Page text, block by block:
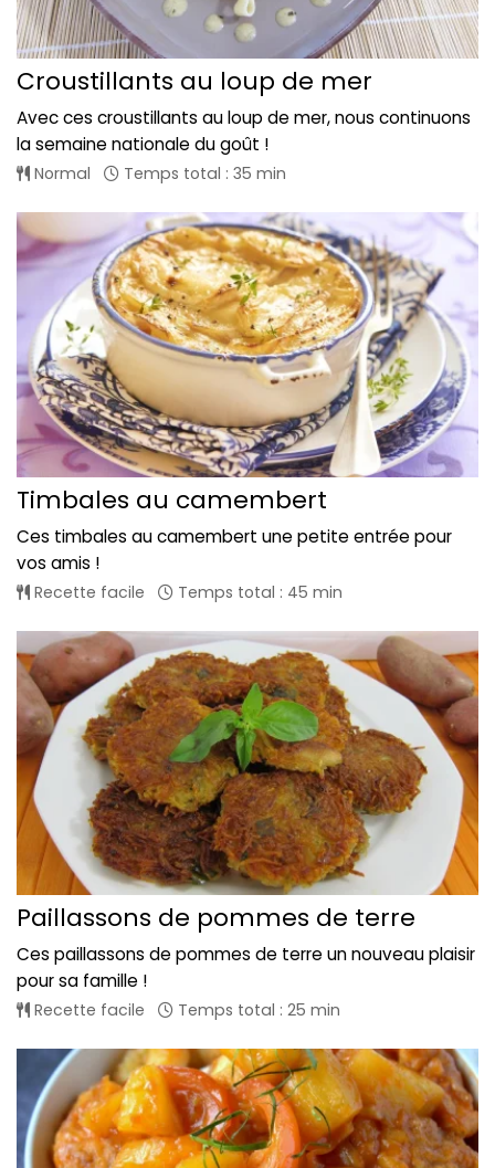
Croustillants au loup de mer
Avec ces croustillants au loup de mer, nous continuons
la semaine nationale du goût !
Normal Temps total : 35 min
Timbales au camembert
Ces timbales au camembert une petite entrée pour
vos amis !
Recette facile Temps total : 45 min
Paillassons de pommes de terre
Ces paillassons de pommes de terre un nouveau plaisir
pour sa famille !
Recette facile Temps total : 25 min